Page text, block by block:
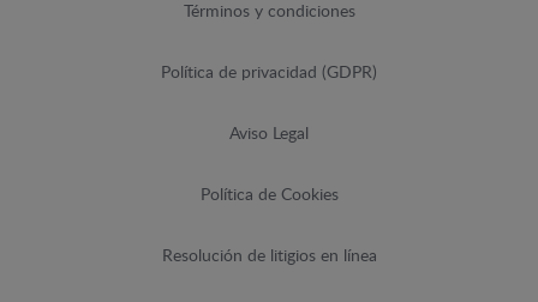
Términos y condiciones
Política de privacidad (GDPR)
Aviso Legal
Política de Cookies
Resolución de litigios en línea